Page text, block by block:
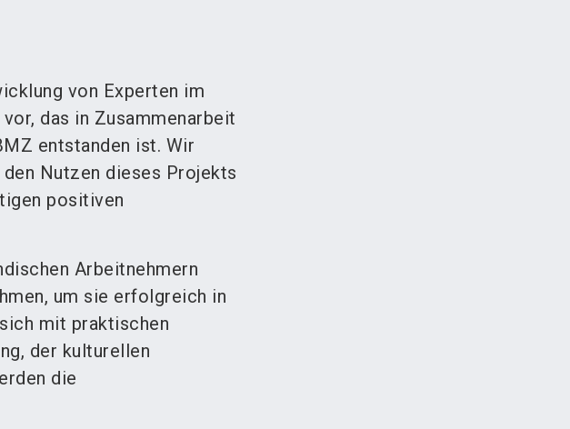
von Experten im
das in Zusammenarbeit
entstanden ist. Wir
Nutzen dieses Projekts
positiven
Arbeitnehmern
um sie erfolgreich in
mit praktischen
der kulturellen
die